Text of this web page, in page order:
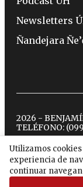
Utilizamos
experiencia de
continuar
Newsletters
Ñandejara
2026 -
TELÉFONO:
twitter